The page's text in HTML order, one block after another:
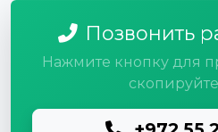
Позвонить
Нажмите кнопку для